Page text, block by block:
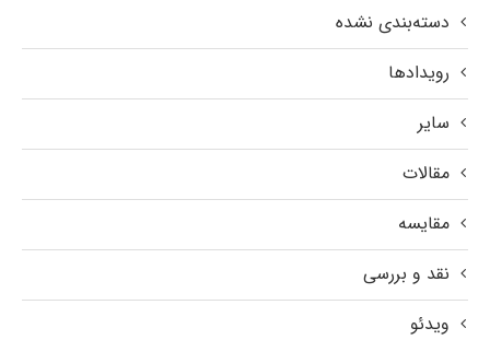
دسته‌بندی نشده
رویدادها
سایر
مقالات
مقایسه
نقد و بررسی
ویدئو